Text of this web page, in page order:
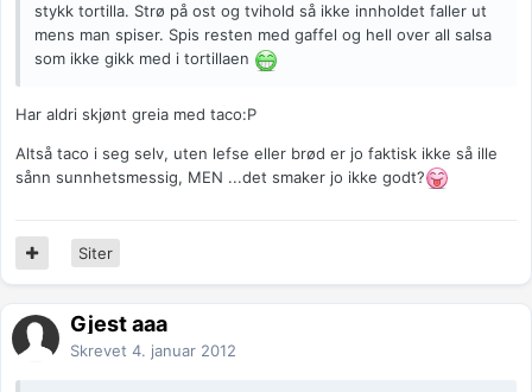
stykk tortilla. Strø på ost og tvihold så ikke innholdet faller ut
mens man spiser. Spis resten med gaffel og hell over all salsa
som ikke gikk med i tortillaen
Har aldri skjønt greia med taco:P
Altså taco i seg selv, uten lefse eller brød er jo faktisk ikke så ille
sånn sunnhetsmessig, MEN ...det smaker jo ikke godt?
Siter
Gjest aaa
Skrevet 4. januar 2012